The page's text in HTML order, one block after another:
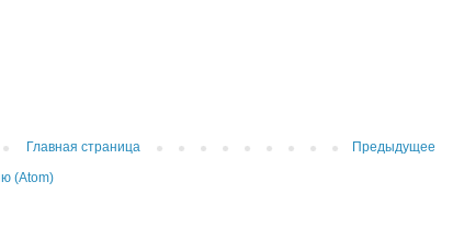
Предыдущее
Главная страница
(Atom)